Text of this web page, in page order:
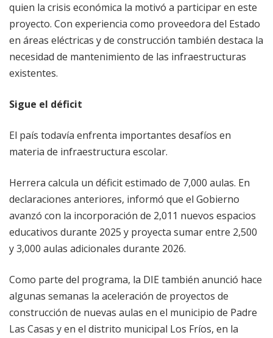
quien la crisis económica la motivó a participar en este
proyecto. Con experiencia como proveedora del Estado
en áreas eléctricas y de construcción también destaca la
necesidad de mantenimiento de las infraestructuras
existentes.
Sigue el déficit
El país todavía enfrenta importantes desafíos en
materia de infraestructura escolar.
Herrera calcula un déficit estimado de 7,000 aulas. En
declaraciones anteriores, informó que el Gobierno
avanzó con la incorporación de 2,011 nuevos espacios
educativos durante 2025 y proyecta sumar entre 2,500
y 3,000 aulas adicionales durante 2026.
Como parte del programa, la DIE también anunció hace
algunas semanas la aceleración de proyectos de
construcción de nuevas aulas en el municipio de Padre
Las Casas y en el distrito municipal Los Fríos, en la